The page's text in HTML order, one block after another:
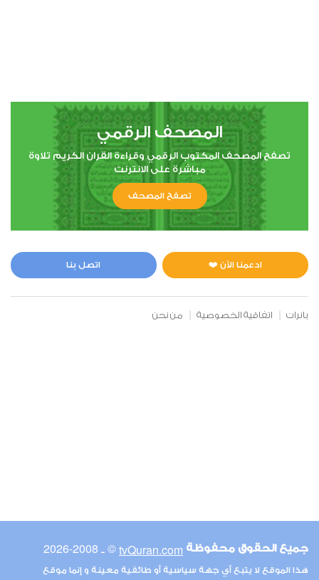
المصحف الرقمي
تصفح المصحف المكتوب الرقمي وقراءة القران الكريم تلاوة
مباشرة على الانترنت
تصفح المصحف
ادعمنا الآن ❤️ اتصل بنا
بانرات اتفاقية الخصوصية من نحن
جميع الحقوق محفوظة tvQuran.com© ـ 2008-2026
هذا الموقع لا يتبع أي جهة سياسية أو طائفية معينة و إنما موقع